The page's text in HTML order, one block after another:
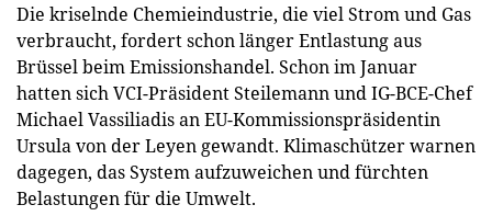
Die kriselnde Chemieindustrie, die viel Strom und Gas
verbraucht, fordert schon länger Entlastung aus
Brüssel beim Emissionshandel. Schon im Januar
hatten sich VCI-Präsident Steilemann und IG-BCE-Chef
Michael Vassiliadis an EU-Kommissionspräsidentin
Ursula von der Leyen gewandt. Klimaschützer warnen
dagegen, das System aufzuweichen und fürchten
Belastungen für die Umwelt.